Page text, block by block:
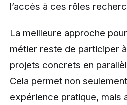
l’accès à ces rôles
La meilleure approche
métier reste de participer
projets concrets en
Cela permet non
expérience pratique, mais